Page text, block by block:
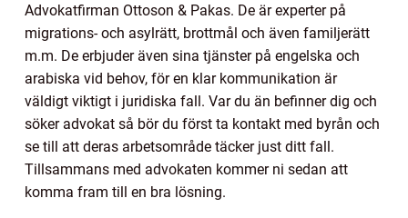
Advokatfirman Ottoson & Pakas. De är experter på
migrations- och asylrätt, brottmål och även familjerätt
m.m. De erbjuder även sina tjänster på engelska och
arabiska vid behov, för en klar kommunikation är
väldigt viktigt i juridiska fall. Var du än befinner dig och
söker advokat så bör du först ta kontakt med byrån och
se till att deras arbetsområde täcker just ditt fall.
Tillsammans med advokaten kommer ni sedan att
komma fram till en bra lösning.